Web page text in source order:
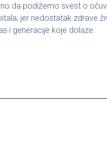
da podižemo svest o
jer nedostatak zdrave
i generacije koje dolaze.